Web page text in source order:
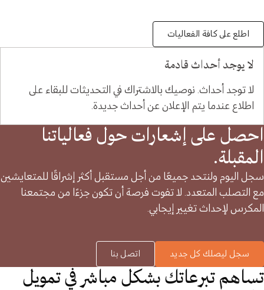
اطلع على كافة الفعاليات
لا يوجد أحداث قادمة
لا توجد أحداث. نوصيك بالاشتراك في التحديثات للبقاء على
اطلاع عندما يتم الإعلان عن أحداث جديدة.
احصل على إشعارات حول فعالياتنا
المقبلة.
سجل اليوم ولنتحد جميعًا من أجل مستقبل أكثر إشراقًا للمتعايشين
مع التصلب المتعدد. لا تفوت فرصة أن تكون جزءًا من مجتمعنا
المكرس لإحداث تغيير إيجابي.
سجل ليصلك كل جديد اتصل بنا
تساهم تبرعاتك بشكل مباشر في تمويل